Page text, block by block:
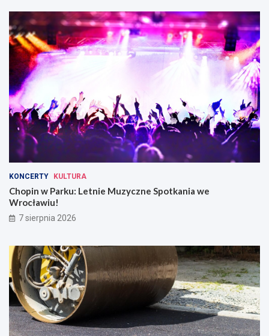
KONCERTY KULTURA
Chopin w Parku: Letnie Muzyczne Spotkania we
Wrocławiu!
7 sierpnia 2026